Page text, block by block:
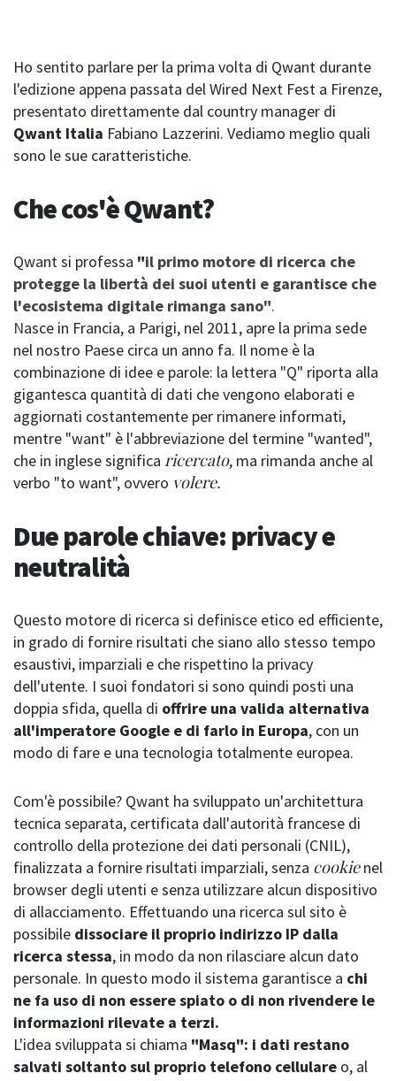
Ho sentito parlare per la prima volta di Qwant durante
l'edizione appena passata del Wired Next Fest a Firenze,
presentato direttamente dal country manager di
Qwant Italia Fabiano Lazzerini. Vediamo meglio quali
sono le sue caratteristiche.
Che cos'è Qwant?
Qwant si professa "il primo motore di ricerca che
protegge la libertà dei suoi utenti e garantisce che
l'ecosistema digitale rimanga sano".
Nasce in Francia, a Parigi, nel 2011, apre la prima sede
nel nostro Paese circa un anno fa. Il nome è la
combinazione di idee e parole: la lettera "Q" riporta alla
gigantesca quantità di dati che vengono elaborati e
aggiornati costantemente per rimanere informati,
mentre "want" è l'abbreviazione del termine "wanted",
che in inglese significa ricercato, ma rimanda anche al
verbo "to want", ovvero volere.
Due parole chiave: privacy e
neutralità
Questo motore di ricerca si definisce etico ed efficiente,
in grado di fornire risultati che siano allo stesso tempo
esaustivi, imparziali e che rispettino la privacy
dell'utente. I suoi fondatori si sono quindi posti una
doppia sfida, quella di offrire una valida alternativa
all'imperatore Google e di farlo in Europa, con un
modo di fare e una tecnologia totalmente europea.
Com'è possibile? Qwant ha sviluppato un'architettura
tecnica separata, certificata dall'autorità francese di
controllo della protezione dei dati personali (CNIL),
finalizzata a fornire risultati imparziali, senza cookienel
browser degli utenti e senza utilizzare alcun dispositivo
di allacciamento. Effettuando una ricerca sul sito è
possibile dissociare il proprio indirizzo IP dalla
ricerca stessa, in modo da non rilasciare alcun dato
personale. In questo modo il sistema garantisce a chi
ne fa uso di non essere spiato o di non rivendere le
informazioni rilevate a terzi.
L'idea sviluppata si chiama "Masq": i dati restano
salvati soltanto sul proprio telefono cellulare o, al